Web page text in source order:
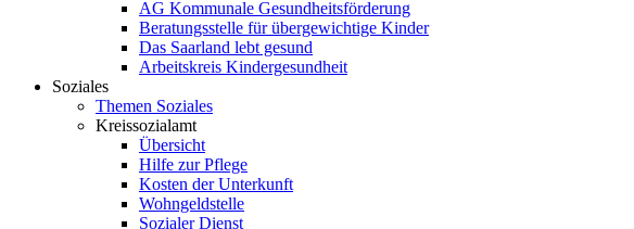
AG Kommunale Gesundheitsförderung
Beratungsstelle für übergewichtige Kinder
Das Saarland lebt gesund
Arbeitskreis Kindergesundheit
Soziales
Themen Soziales
Kreissozialamt
Übersicht
Hilfe zur Pflege
Kosten der Unterkunft
Wohngeldstelle
Sozialer Dienst